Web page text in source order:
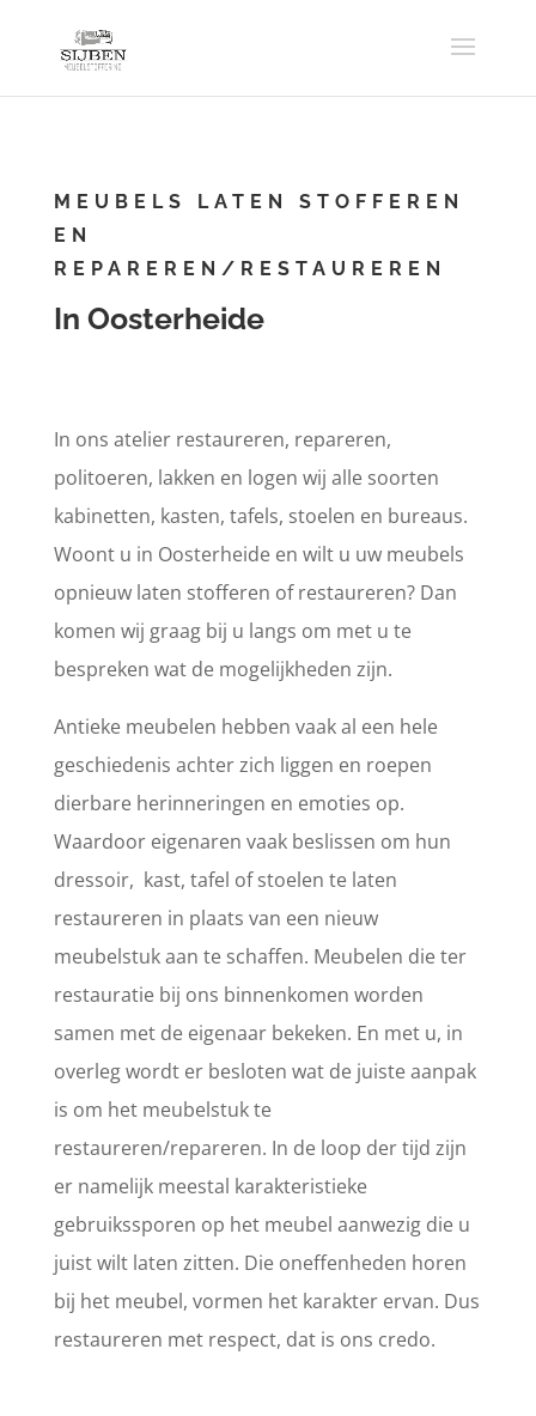
MEUBELS LATEN STOFFEREN
EN
REPAREREN/RESTAUREREN
In Oosterheide
In ons atelier restaureren, repareren,
politoeren, lakken en logen wij alle soorten
kabinetten, kasten, tafels, stoelen en bureaus.
Woont u in Oosterheide en wilt u uw meubels
opnieuw laten stofferen of restaureren? Dan
komen wij graag bij u langs om met u te
bespreken wat de mogelijkheden zijn.
Antieke meubelen hebben vaak al een hele
geschiedenis achter zich liggen en roepen
dierbare herinneringen en emoties op.
Waardoor eigenaren vaak beslissen om hun
dressoir, kast, tafel of stoelen te laten
restaureren in plaats van een nieuw
meubelstuk aan te schaffen. Meubelen die ter
restauratie bij ons binnenkomen worden
samen met de eigenaar bekeken. En met u, in
overleg wordt er besloten wat de juiste aanpak
is om het meubelstuk te
restaureren/repareren. In de loop der tijd zijn
er namelijk meestal karakteristieke
gebruikssporen op het meubel aanwezig die u
juist wilt laten zitten. Die oneffenheden horen
bij het meubel, vormen het karakter ervan. Dus
restaureren met respect, dat is ons credo.